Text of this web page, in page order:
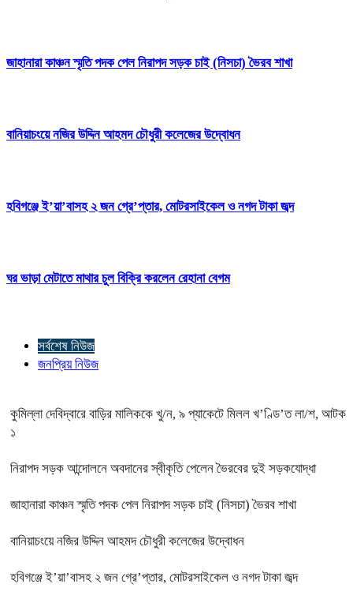
জাহানারা কাঞ্চন স্মৃতি পদক পেল নিরাপদ সড়ক চাই (নিসচা) ভৈরব শাখা
বানিয়াচংয়ে নজির উদ্দিন আহমদ চৌধুরী কলেজের উদ্বোধন
হবিগঞ্জে ই’য়া’বাসহ ২ জন গ্রে’প্তার, মোটরসাইকেল ও নগদ টাকা জব্দ
ঘর ভাড়া মেটাতে মাথার চুল বিক্রি করলেন রেহানা বেগম
সর্বশেষ নিউজ
জনপ্রিয় নিউজ
কুমিল্লা দেবিদ্বারে বাড়ির মালিককে খু/ন, ৯ প্যাকেটে মিলল খ’ণ্ডি’ত লা/শ, আটক
১
নিরাপদ সড়ক আন্দোলনে অবদানের স্বীকৃতি পেলেন ভৈরবের দুই সড়কযোদ্ধা
জাহানারা কাঞ্চন স্মৃতি পদক পেল নিরাপদ সড়ক চাই (নিসচা) ভৈরব শাখা
বানিয়াচংয়ে নজির উদ্দিন আহমদ চৌধুরী কলেজের উদ্বোধন
হবিগঞ্জে ই’য়া’বাসহ ২ জন গ্রে’প্তার, মোটরসাইকেল ও নগদ টাকা জব্দ